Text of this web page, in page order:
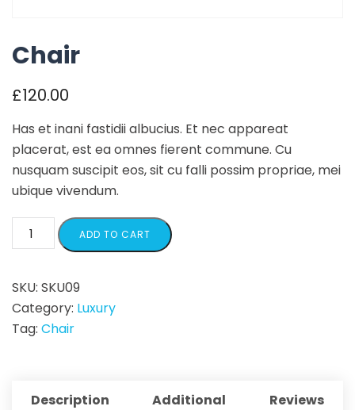
Chair
£120.00
Has et inani fastidii albucius. Et nec appareat
placerat, est ea omnes fierent commune. Cu
nusquam suscipit eos, sit cu falli possim propriae, mei
ubique vivendum.
ADD TO CART
SKU: SKU09
Category: Luxury
Tag: Chair
Description
Additional
Reviews